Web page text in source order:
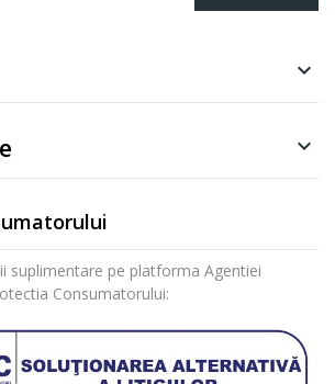


suplimentare pe platforma Agentiei
Consumatorului: